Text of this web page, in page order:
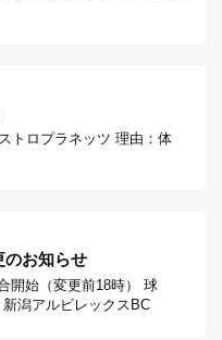
トロプラネッツ 理由：体
のお知らせ
開始（変更前18時） 球
潟アルビレックスBC